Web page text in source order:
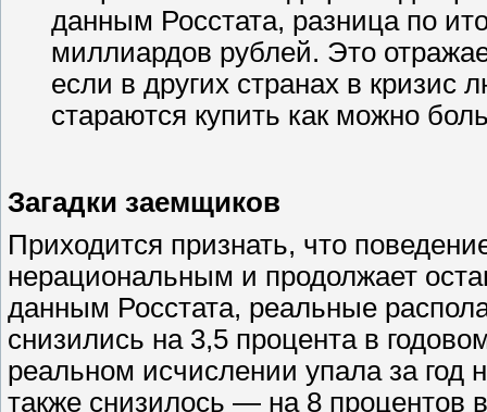
данным Росстата, разница по
миллиардов рублей. Это
если в других странах в кризис
стараются купить как можно
Загадки заемщиков
Приходится признать, что
нерациональным и продолжает
данным Росстата, реальные
снизились на 3,5 процента в
реальном исчислении упала за год
также снизилось — на 8 процентов